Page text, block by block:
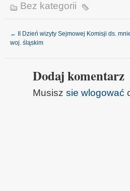
Bez kategorii
←
II Dzień wizyty Sejmowej Komisji ds.
woj. śląskim
Dodaj komentarz
Musisz sie wlogować